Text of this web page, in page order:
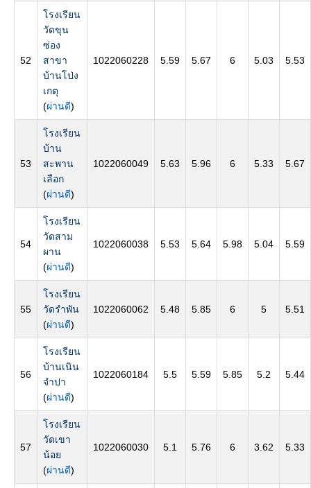
52
โรงเรียน
วัดขุน
ซ่อง
สาขา
บ้านโป่ง
เกตุ
(ผ่านดี)
1022060228 5.59 5.67 6 5.03 5.53
53
โรงเรียน
บ้าน
สะพาน
เลือก
(ผ่านดี)
1022060049 5.63 5.96 6 5.33 5.67
54
โรงเรียน
วัดสาม
ผาน
(ผ่านดี)
1022060038 5.53 5.64 5.98 5.04 5.59
55
โรงเรียน
วัดรำพัน
(ผ่านดี)
1022060062 5.48 5.85 6 5 5.51
56
โรงเรียน
บ้านเนิน
จำปา
(ผ่านดี)
1022060184 5.5 5.59 5.85 5.2 5.44
57
โรงเรียน
วัดเขา
น้อย
(ผ่านดี)
1022060030 5.1 5.76 6 3.62 5.33